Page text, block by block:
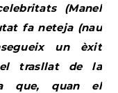
(Manel
fa neteja (nau
un èxit
el trasllat de la
que, quan el